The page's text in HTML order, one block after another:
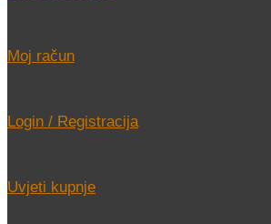
Moj račun
Login / Registracija
Uvjeti kupnje